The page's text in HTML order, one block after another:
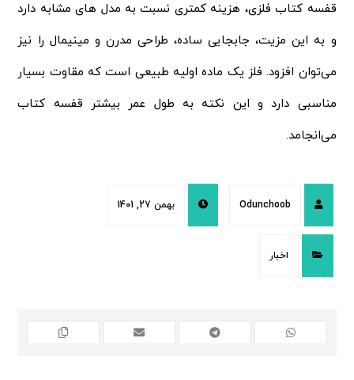
قفسه کتاب فلزی، هزینه کمتری نسبت به مدل های مشابه دارد
و به این مزیت، جابجایی ساده، طراحی مدرن و مینیمال را نیز
می‌توان افزود. فلز یک ماده اولیه طبیعی است که مقاوت بسیار
مناسبی دارد و این نکته به طول عمر بیشتر قفسه کتاب
می‌انجامد.
Odunchoob بهمن 27, 1401
اخبار